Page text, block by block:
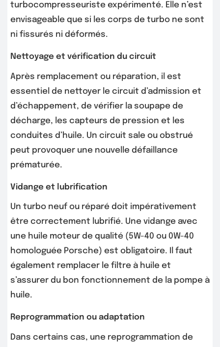
turbocompresseuriste expérimenté. Elle n’est
envisageable que si les corps de turbo ne sont
ni fissurés ni déformés.
Nettoyage et vérification du circuit
Après remplacement ou réparation, il est
essentiel de nettoyer le circuit d’admission et
d’échappement, de vérifier la soupape de
décharge, les capteurs de pression et les
conduites d’huile. Un circuit sale ou obstrué
peut provoquer une nouvelle défaillance
prématurée.
Vidange et lubrification
Un turbo neuf ou réparé doit impérativement
être correctement lubrifié. Une vidange avec
une huile moteur de qualité (5W-40 ou 0W-40
homologuée Porsche) est obligatoire. Il faut
également remplacer le filtre à huile et
s’assurer du bon fonctionnement de la pompe à
huile.
Reprogrammation ou adaptation
Dans certains cas, une reprogrammation de